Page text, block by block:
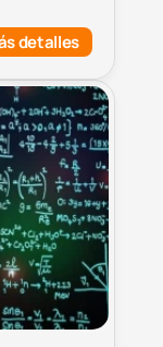
detalles